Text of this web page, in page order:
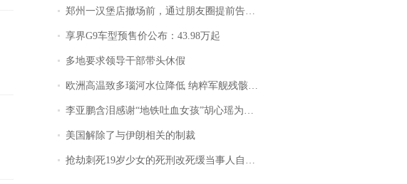
郑州一汉堡店撤场前，通过朋友圈提前告知逐一退费，有顾客仅剩1元也全被退回，分文不少；顾客：言而有信，让人感动
享界G9车型预售价公布：43.98万起
多地要求领导干部带头休假
欧洲高温致多瑙河水位降低 纳粹军舰残骸重见天日
李亚鹏含泪感谢“地铁吐血女孩”胡心瑶为嫣然天使捐99999元：这份捐赠太沉重，尊重其捐赠意愿，个人向胡心瑶和她的病友之家各捐赠99999元
美国解除了与伊朗相关的制裁
抢劫刺死19岁少女的死刑改死缓当事人自述：出狱11年间始终刻意躲避被害人家属